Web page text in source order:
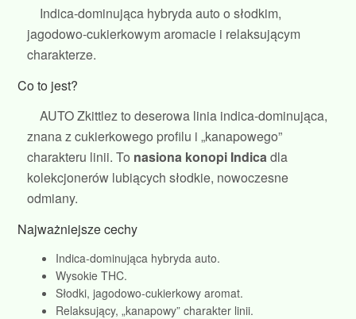
Indica‑dominująca hybryda auto o słodkim,
jagodowo‑cukierkowym aromacie i relaksującym
charakterze.
Co to jest?
AUTO Zkittlez to deserowa linia indica‑dominująca,
znana z cukierkowego profilu i „kanapowego”
charakteru linii. To nasiona konopi Indicadla
kolekcjonerów lubiących słodkie, nowoczesne
odmiany.
Najważniejsze cechy
Indica‑dominująca hybryda auto.
Wysokie THC.
Słodki, jagodowo‑cukierkowy aromat.
Relaksujący, „kanapowy” charakter linii.